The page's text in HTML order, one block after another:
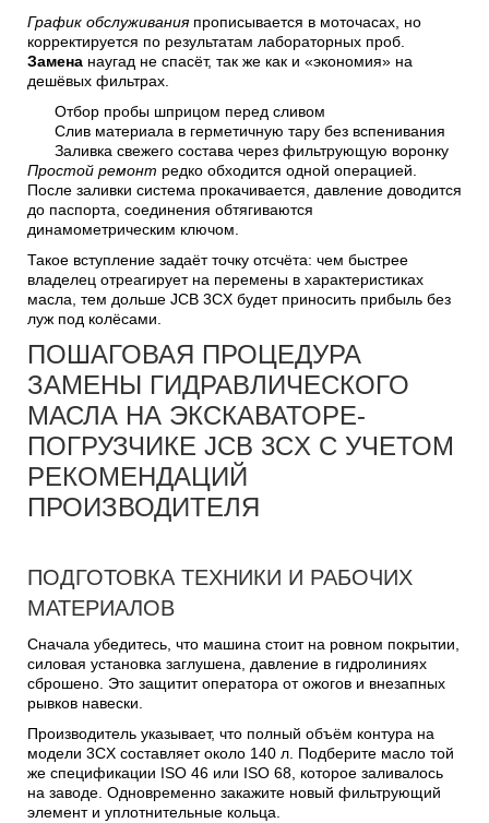
График обслуживанияпрописывается в моточасах, но
корректируется по результатам лабораторных проб.
Замена наугад не спасёт, так же как и «экономия» на
дешёвых фильтрах.
Отбор пробы шприцом перед сливом
Слив материала в герметичную тару без вспенивания
Заливка свежего состава через фильтрующую воронку
Простой ремонт редко обходится одной операцией.
После заливки система прокачивается, давление доводится
до паспорта, соединения обтягиваются
динамометрическим ключом.
Такое вступление задаёт точку отсчёта: чем быстрее
владелец отреагирует на перемены в характеристиках
масла, тем дольше JCB 3CX будет приносить прибыль без
луж под колёсами.
ПОШАГОВАЯ ПРОЦЕДУРА
ЗАМЕНЫ ГИДРАВЛИЧЕСКОГО
МАСЛА НА ЭКСКАВАТОРЕ-
ПОГРУЗЧИКЕ JCB 3CX С УЧЕТОМ
РЕКОМЕНДАЦИЙ
ПРОИЗВОДИТЕЛЯ
ПОДГОТОВКА ТЕХНИКИ И РАБОЧИХ
МАТЕРИАЛОВ
Сначала убедитесь, что машина стоит на ровном покрытии,
силовая установка заглушена, давление в гидролиниях
сброшено. Это защитит оператора от ожогов и внезапных
рывков навески.
Производитель указывает, что полный объём контура на
модели 3CX составляет около 140 л. Подберите масло той
же спецификации ISO 46 или ISO 68, которое заливалось
на заводе. Одновременно закажите новый фильтрующий
элемент и уплотнительные кольца.